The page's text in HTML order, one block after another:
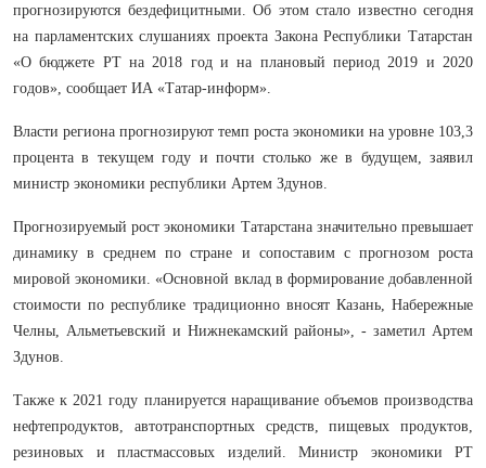
прогнозируются бездефицитными. Об этом стало известно сегодня
на парламентских слушаниях проекта Закона Республики Татарстан
«О бюджете РТ на 2018 год и на плановый период 2019 и 2020
годов», сообщает ИА «Татар-информ».
Власти региона прогнозируют темп роста экономики на уровне 103,3
процента в текущем году и почти столько же в будущем, заявил
министр экономики республики Артем Здунов.
Прогнозируемый рост экономики Татарстана значительно превышает
динамику в среднем по стране и сопоставим с прогнозом роста
мировой экономики. «Основной вклад в формирование добавленной
стоимости по республике традиционно вносят Казань, Набережные
Челны, Альметьевский и Нижнекамский районы», - заметил Артем
Здунов.
Также к 2021 году планируется наращивание объемов производства
нефтепродуктов, автотранспортных средств, пищевых продуктов,
резиновых и пластмассовых изделий. Министр экономики РТ